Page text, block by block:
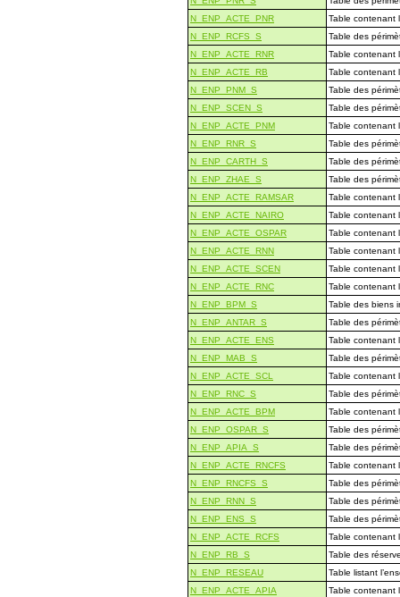
N_ENP_ACTE_PNR
Table contenant
N_ENP_RCFS_S
Table des
N_ENP_ACTE_RNR
Table contenant
N_ENP_ACTE_RB
Table contenant
N_ENP_PNM_S
Table des
N_ENP_SCEN_S
Table des
N_ENP_ACTE_PNM
Table contenant
N_ENP_RNR_S
Table des
N_ENP_CARTH_S
Table des
N_ENP_ZHAE_S
Table des
N_ENP_ACTE_RAMSAR
Table contenant
N_ENP_ACTE_NAIRO
Table contenant
N_ENP_ACTE_OSPAR
Table contenant
N_ENP_ACTE_RNN
Table contenant
N_ENP_ACTE_SCEN
Table contenant
N_ENP_ACTE_RNC
Table contenant
N_ENP_BPM_S
Table des biens
N_ENP_ANTAR_S
Table des
N_ENP_ACTE_ENS
Table contenant
N_ENP_MAB_S
Table des
N_ENP_ACTE_SCL
Table contenant
N_ENP_RNC_S
Table des
N_ENP_ACTE_BPM
Table contenant
N_ENP_OSPAR_S
Table des
N_ENP_APIA_S
Table des
N_ENP_ACTE_RNCFS
Table contenant
N_ENP_RNCFS_S
Table des
N_ENP_RNN_S
Table des
N_ENP_ENS_S
Table des
N_ENP_ACTE_RCFS
Table contenant
N_ENP_RB_S
Table des
N_ENP_RESEAU
Table listant
N_ENP_ACTE_APIA
Table contenant